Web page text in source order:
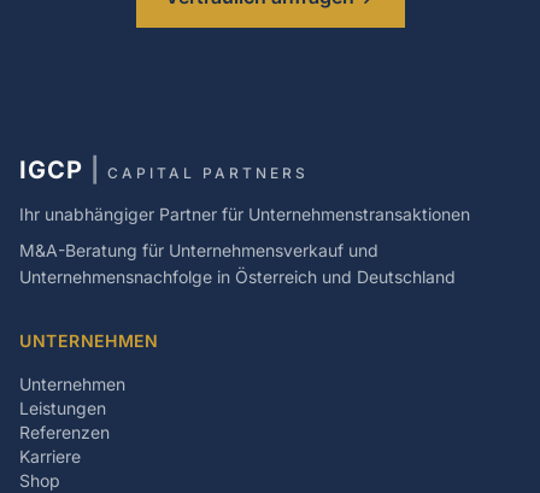
IGCP CAPITAL PARTNERS
Ihr unabhängiger Partner für Unternehmenstransaktionen
M&A-Beratung für Unternehmensverkauf und
Unternehmensnachfolge in Österreich und Deutschland
UNTERNEHMEN
Unternehmen
Leistungen
Referenzen
Karriere
Shop